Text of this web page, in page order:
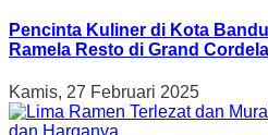
Pencinta Kuliner di Kota
Ramela Resto di Grand
Kamis, 27 Februari 2025